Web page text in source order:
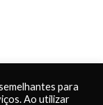
para
Ao utilizar